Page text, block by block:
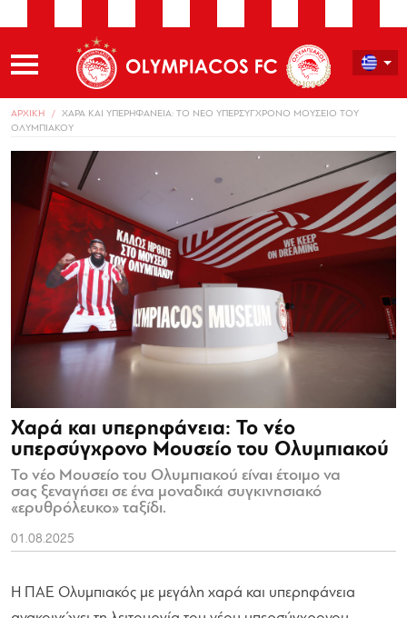
ΑΡΧΙΚΗ
ΧΑΡΑ ΚΑΙ ΥΠΕΡΗΦΑΝΕΙΑ: ΤΟ ΝΕΟ ΥΠΕΡΣΥΓΧΡΟΝΟ ΜΟΥΣΕΙΟ ΤΟΥ
ΟΛΥΜΠΙΑΚΟΥ
Χαρά και υπερηφάνεια: Το νέο
υπερσύγχρονο Μουσείο του Ολυμπιακού
Το νέο Μουσείο του Ολυμπιακού είναι έτοιμο να
σας ξεναγήσει σε ένα μοναδικά συγκινησιακό
«ερυθρόλευκο» ταξίδι.
01.08.2025
Η ΠΑΕ Ολυμπιακός με μεγάλη χαρά και υπερηφάνεια